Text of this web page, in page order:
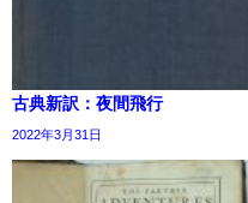
古典新訳：夜間飛行
2022年3月31日